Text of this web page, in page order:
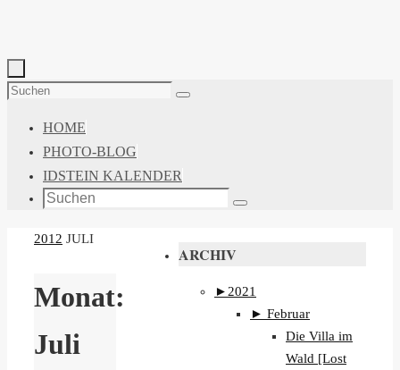
ZUM
SPRINGEN
Suchen
Suchen
HOME
PHOTO-BLOG
IDSTEIN KALENDER
Suchen
Suchen
START
2012 JULI
Monat:
Juli
ARCHIV
► 2021
► Februar
Die Villa im
Wald [Lost